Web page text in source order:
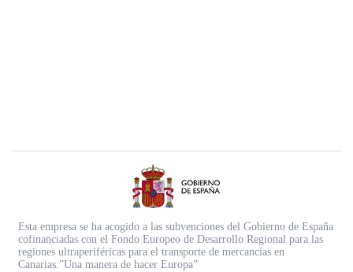
Esta empresa se ha acogido a las subvenciones del Gobierno de España
cofinanciadas con el Fondo Europeo de Desarrollo Regional para las
regiones ultraperiféricas para el transporte de mercancías en
Canarias.”Una manera de hacer Europa”